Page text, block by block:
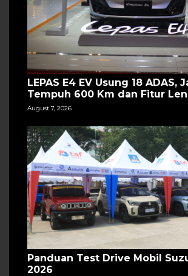
LEPAS E4 EV Usung 18 ADAS,
Tempuh 600 Km dan Fitur
August 7, 2026
Panduan Test Drive Mobil
2026